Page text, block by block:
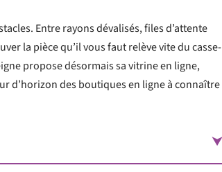
Entre rayons dévalisés, files d’attente
la pièce qu’il vous faut relève vite du casse-
propose désormais sa vitrine en ligne,
d’horizon des boutiques en ligne à connaître